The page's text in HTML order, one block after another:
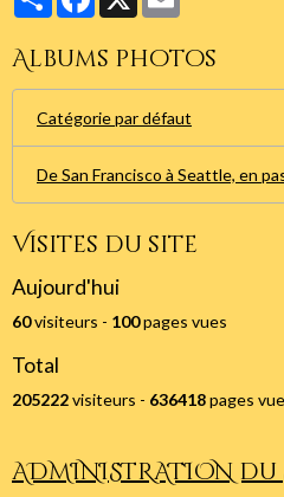
Albums photos
Catégorie par défaut
De San Francisco à Seattle, en
Visites du site
Aujourd'hui
60visiteurs - 100pages vues
Total
205222visiteurs - 636418pages
ADMINISTRATION du